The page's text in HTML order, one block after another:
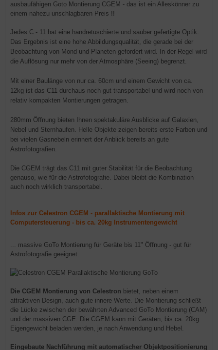
ausbaufähigen Goto Montierung CGEM - das ist ein Alleskönner zu
einem nahezu unschlagbaren Preis !!
Jedes C - 11 hat eine handretuschierte und sauber gefertigte Optik.
Das Ergebnis ist eine hohe Abbildungsqualität, die gerade bei der
Beobachtung von Mond und Planeten gefordert wird. In der Regel wird
die Auflösung nur mehr von der Atmosphäre (Seeing) begrenzt.
Mit einer Baulänge von nur ca. 60cm und einem Gewicht von ca.
12kg ist das C11 durchaus noch gut transportabel und wird noch von
relativ kompakten Montierungen getragen.
280mm Öffnung bieten Ihnen spektakuläre Ausblicke auf Galaxien,
Nebel und Sternhaufen. Helle Objekte zeigen bereits erste Farben und
bei vielen Gasnebeln erinnert der Anblick bereits an gute
Astrofotografien.
Die CGEM trägt das C11 mit guter Stabilität für die Beobachtung
genauso, wie für die Astrofotografie. Dabei bleibt die Kombination
auch noch wirklich transportabel.
Infos zur Celestron CGEM - parallaktische Montierung mit
Computersteuerung - bis ca. 20kg Instrumentengewicht
... massive GoTo Montierung für Geräte bis 11" Öffnung - gut für
Astrofotografie geeignet.
Die CGEM Montierung von Celestron bietet, neben einem
attraktiven Design, auch gute innere Werte. Die Montierung schließt
die Lücke zwischen der bewährten Advanced GoTo Montierung (CAM)
und der massiven CGE. Die CGEM kann mit Geräten, bis ca. 20kg
Eigengewicht beladen werden, je nach Anwendung und Hebel.
Eingebaute Nachführung mit automatischer Objektpositionierung